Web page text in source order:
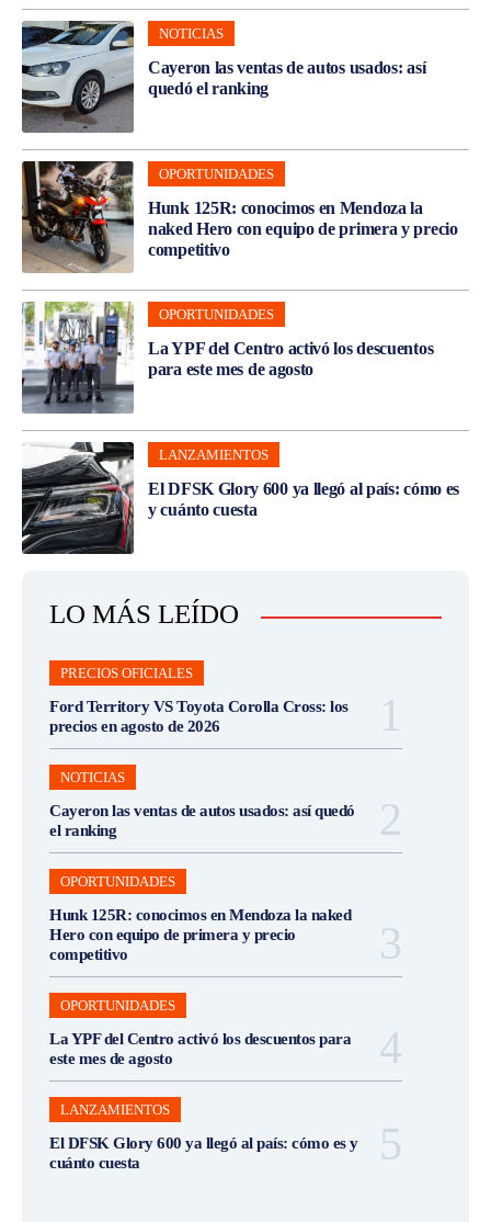
NOTICIAS
Cayeron las ventas de autos usados: así
quedó el ranking
OPORTUNIDADES
Hunk 125R: conocimos en Mendoza la
naked Hero con equipo de primera y precio
competitivo
OPORTUNIDADES
La YPF del Centro activó los descuentos
para este mes de agosto
LANZAMIENTOS
El DFSK Glory 600 ya llegó al país: cómo es
y cuánto cuesta
LO MÁS LEÍDO
PRECIOS OFICIALES
Ford Territory VS Toyota Corolla Cross: los
precios en agosto de 2026
NOTICIAS
Cayeron las ventas de autos usados: así quedó
el ranking
OPORTUNIDADES
Hunk 125R: conocimos en Mendoza la naked
Hero con equipo de primera y precio
competitivo
OPORTUNIDADES
La YPF del Centro activó los descuentos para
este mes de agosto
LANZAMIENTOS
El DFSK Glory 600 ya llegó al país: cómo es y
cuánto cuesta